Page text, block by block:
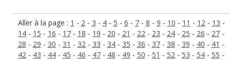
Aller à la page : 1 - 2- 3 - 4- 5 - 6 - 7- 8 - 9 - 10 - 11 - 12- 13 -
14- 15 - 16 - 17- 18 - 19 - 20 - 21 - 22- 23 - 24- 25 - 26 - 27-
28 - 29 - 30 - 31 - 32- 33 - 34- 35 - 36 - 37- 38 - 39 - 40 - 41 -
42- 43 - 44- 45 - 46 - 47- 48 - 49 - 50 - 51 - 52- 53 - 54- 55 -